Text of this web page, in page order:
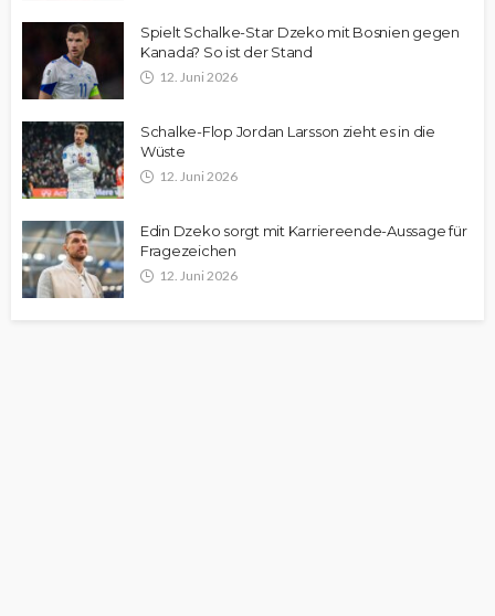
Spielt Schalke-Star Dzeko mit Bosnien gegen
Kanada? So ist der Stand
12. Juni 2026
Schalke-Flop Jordan Larsson zieht es in die
Wüste
12. Juni 2026
Edin Dzeko sorgt mit Karriereende-Aussage für
Fragezeichen
12. Juni 2026